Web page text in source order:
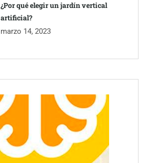
¿Por qué elegir un jardín vertical
artificial?
marzo 14, 2023